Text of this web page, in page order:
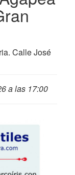
Calle José
a las 17:00